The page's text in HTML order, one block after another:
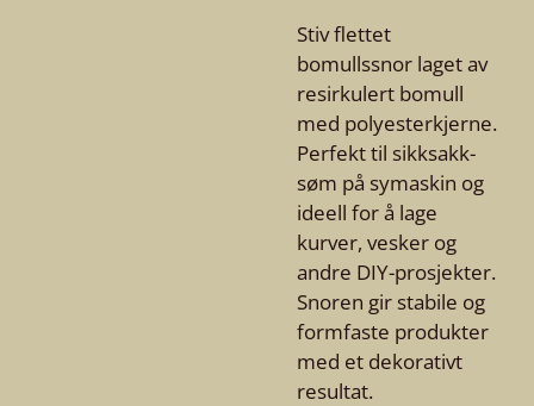
Stiv flettet
bomullssnor laget av
resirkulert bomull
med polyesterkjerne.
Perfekt til sikksakk-
søm på symaskin og
ideell for å lage
kurver, vesker og
andre DIY-prosjekter.
Snoren gir stabile og
formfaste produkter
med et dekorativt
resultat.